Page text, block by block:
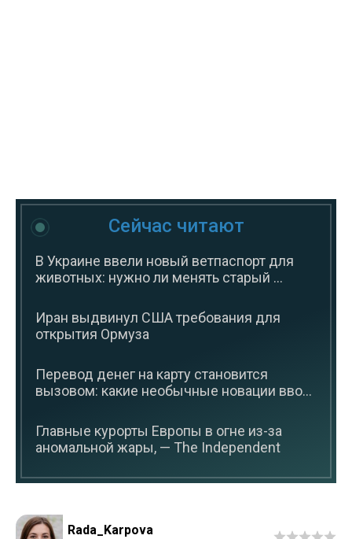
Сейчас читают
В Украине ввели новый ветпаспорт для
животных: нужно ли менять старый ...
Иран выдвинул США требования для
открытия Ормуза
Перевод денег на карту становится
вызовом: какие необычные новации вво...
Главные курорты Европы в огне из-за
аномальной жары, — The Independent
Rada_Karpova